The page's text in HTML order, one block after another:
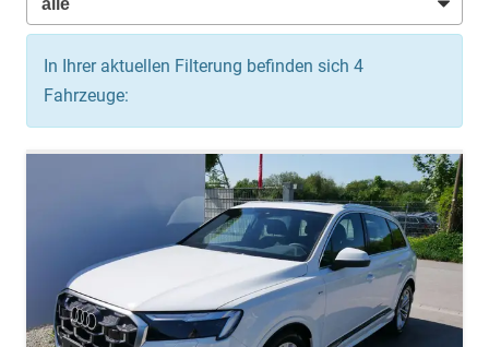
In Ihrer aktuellen Filterung befinden sich 4
Fahrzeuge: